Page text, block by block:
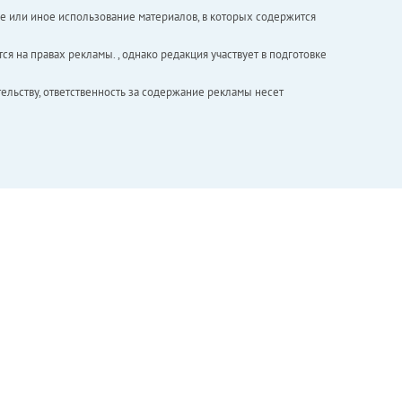
иное использование материалов, в которых содержится
правах рекламы. , однако редакция участвует в подготовке
ответственность за содержание рекламы несет